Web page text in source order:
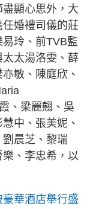
顯心思外，大
婚禮司儀的莊
玲、前TVB監
太湯洛雯、薛
敏、陳庭欣、
、梁麗翹、吳
中、張美妮、
晨芝、黎瑞
、李忠希，以
華酒店舉行盛